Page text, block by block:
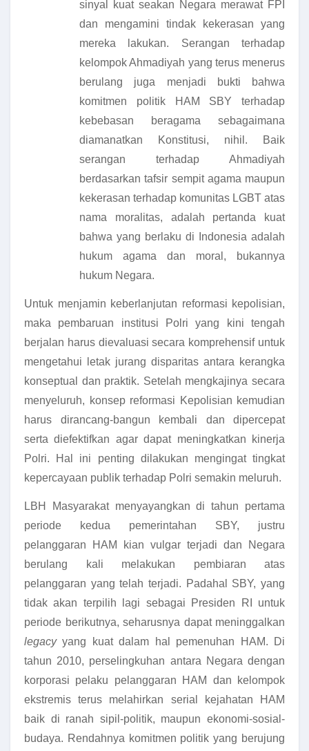
sinyal kuat seakan Negara merawat FPI
dan mengamini tindak kekerasan yang
mereka lakukan. Serangan terhadap
kelompok Ahmadiyah yang terus menerus
berulang juga menjadi bukti bahwa
komitmen politik HAM SBY terhadap
kebebasan beragama sebagaimana
diamanatkan Konstitusi, nihil. Baik
serangan terhadap Ahmadiyah
berdasarkan tafsir sempit agama maupun
kekerasan terhadap komunitas LGBT atas
nama moralitas, adalah pertanda kuat
bahwa yang berlaku di Indonesia adalah
hukum agama dan moral, bukannya
hukum Negara.
Untuk menjamin keberlanjutan reformasi kepolisian,
maka pembaruan institusi Polri yang kini tengah
berjalan harus dievaluasi secara komprehensif untuk
mengetahui letak jurang disparitas antara kerangka
konseptual dan praktik. Setelah mengkajinya secara
menyeluruh, konsep reformasi Kepolisian kemudian
harus dirancang-bangun kembali dan dipercepat
serta diefektifkan agar dapat meningkatkan kinerja
Polri. Hal ini penting dilakukan mengingat tingkat
kepercayaan publik terhadap Polri semakin meluruh.
LBH Masyarakat menyayangkan di tahun pertama
periode kedua pemerintahan SBY, justru
pelanggaran HAM kian vulgar terjadi dan Negara
berulang kali melakukan pembiaran atas
pelanggaran yang telah terjadi. Padahal SBY, yang
tidak akan terpilih lagi sebagai Presiden RI untuk
periode berikutnya, seharusnya dapat meninggalkan
legacyyang kuat dalam hal pemenuhan HAM. Di
tahun 2010, perselingkuhan antara Negara dengan
korporasi pelaku pelanggaran HAM dan kelompok
ekstremis terus melahirkan serial kejahatan HAM
baik di ranah sipil-politik, maupun ekonomi-sosial-
budaya. Rendahnya komitmen politik yang berujung